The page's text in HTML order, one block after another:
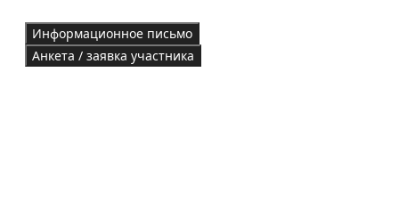
Информационное письмо
Анкета / заявка участника